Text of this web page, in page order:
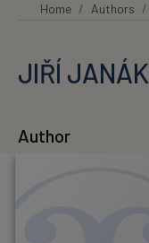
Home Authors
JIŘÍ JANÁK
Author